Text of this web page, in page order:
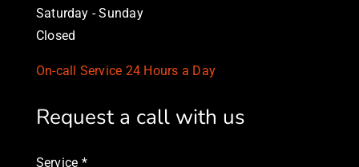
Saturday - Sunday
Closed
On-call Service 24 Hours a Day
Request a call with us
Service *